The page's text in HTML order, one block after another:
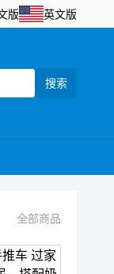
版 英文版
搜索
全部商品